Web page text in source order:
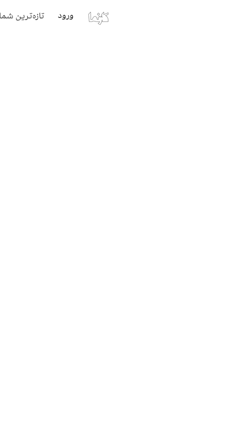
تازه‌ترین ورود